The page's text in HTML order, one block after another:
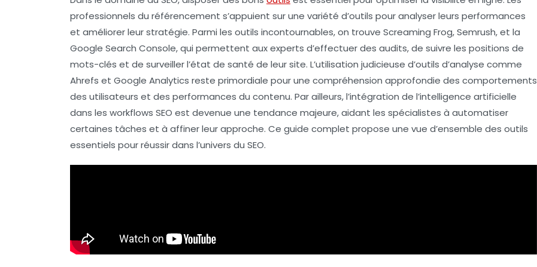
professionnels du référencement s’appuient sur une variété d’outils pour analyser leurs performances
et améliorer leur stratégie. Parmi les outils incontournables, on trouve Screaming Frog,Semrush, et la
Google Search Console, qui permettent aux experts d’effectuer des audits, de suivre les positions de
mots-clés et de surveiller l’état de santé de leur site. L’utilisation judicieuse d’outils d’analyse comme
Ahrefs et Google Analytics reste primordiale pour une compréhension approfondie des comportements
des utilisateurs et des performances du contenu. Par ailleurs, l’intégration de l’intelligence artificielle
dans les workflows SEO est devenue une tendance majeure, aidant les spécialistes à automatiser
certaines tâches et à affiner leur approche. Ce guide complet propose une vue d’ensemble des outils
essentiels pour réussir dans l’univers du SEO.